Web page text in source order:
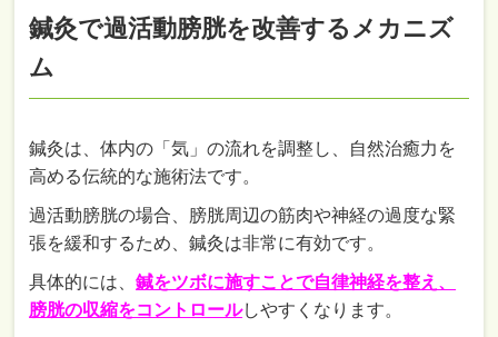
鍼灸で過活動膀胱を改善するメカニズ
ム
鍼灸は、体内の「気」の流れを調整し、自然治癒力を
高める伝統的な施術法です。
過活動膀胱の場合、膀胱周辺の筋肉や神経の過度な緊
張を緩和するため、鍼灸は非常に有効です。
具体的には、鍼をツボに施すことで自律神経を整え、
膀胱の収縮をコントロールしやすくなります。